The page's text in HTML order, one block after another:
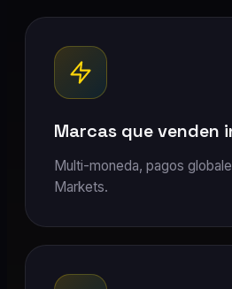
Marcas que venden
Multi-moneda, pagos
Markets.